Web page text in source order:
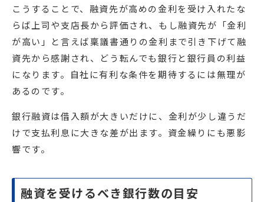
こうすることで、融資先が高めの金利を受け入れたな
らば上司や支店長から評価され、もし融資先が「金利
が高い」と言えば稟議書通りの金利まで引き下げて融
資先から感謝され、どう転んでも銀行と銀行員の利益
になります。自社に有利な条件を期待するには無理が
あるのです。
銀行融資は借入額が大きいだけに、金利が少し違うだ
けで支払利息に大きな差が出ます。資金繰りにも悪影
響です。
融資を受けるべき銀行数の目安